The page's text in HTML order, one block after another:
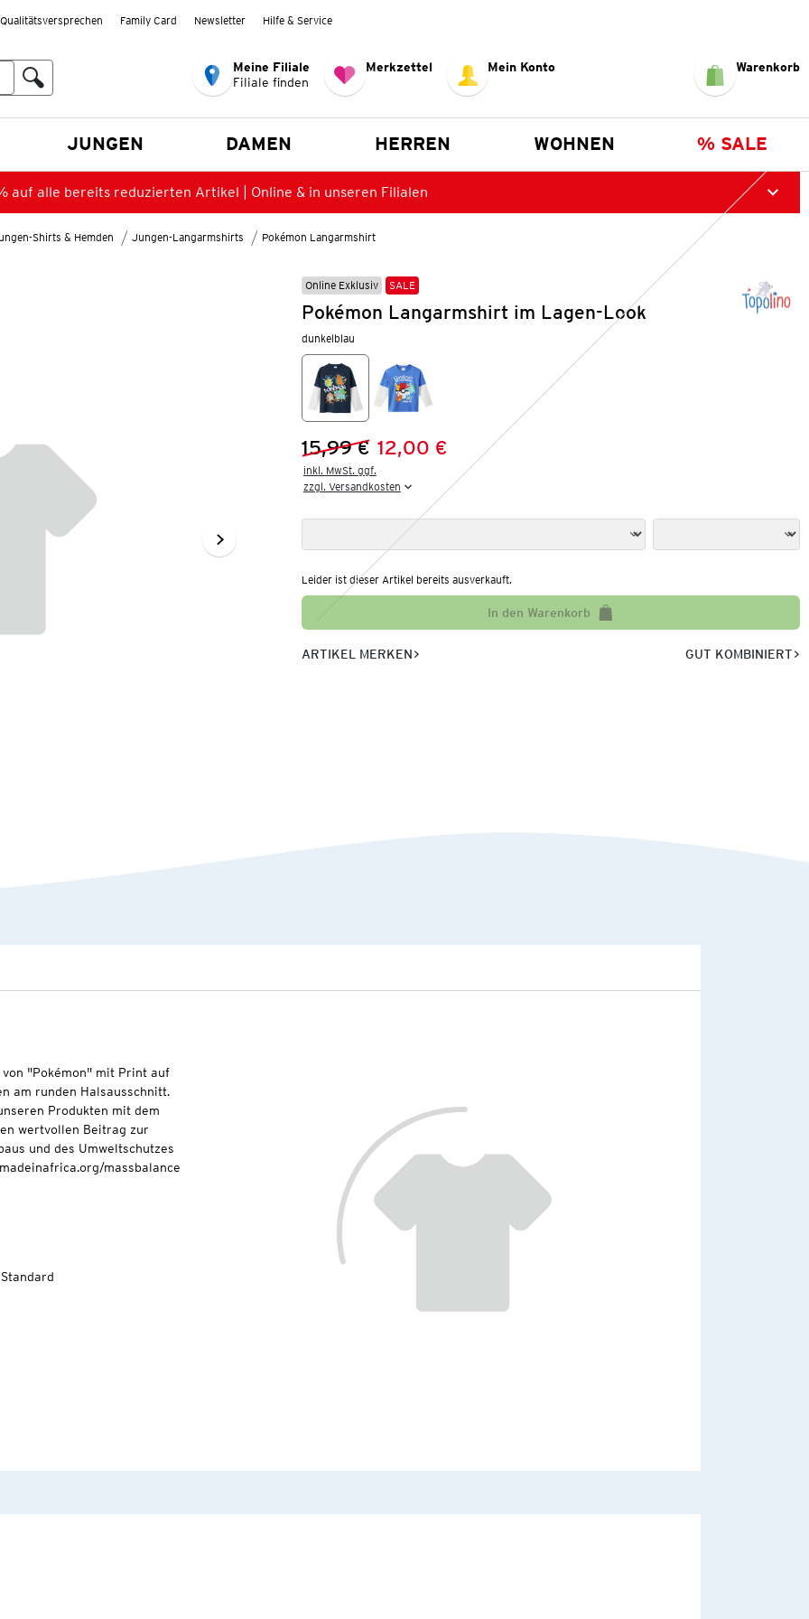
Qualitätsversprechen Family Card Newsletter Hilfe & Service
Meine Filiale
Filiale finden
Merkzettel Mein Konto Warenkorb
JUNGEN DAMEN HERREN WOHNEN % SALE
auf alle bereits reduzierten Artikel | Online & in unseren Filialen
Shirts & Hemden Jungen-Langarmshirts Pokémon Langarmshirt
Online Exklusiv SALE
Pokémon Langarmshirt im Lagen-Look
dunkelblau
Vorheriger Preis:
15,99 €
Neuer Preis:12,00 €
inkl. MwSt. ggf.
zzgl. Versandkosten
Leider ist dieser Artikel bereits ausverkauft.
In den Warenkorb
ARTIKEL MERKEN GUT KOMBINIERT
"Pokémon" mit Print auf
am runden Halsausschnitt.
Produkten mit dem
wertvollen Beitrag zur
und des Umweltschutzes
massbalance